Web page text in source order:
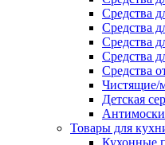
Средства
Средства
Средства
Средства
Средства
Чистящие/
Детская
Товары для
Кухонные